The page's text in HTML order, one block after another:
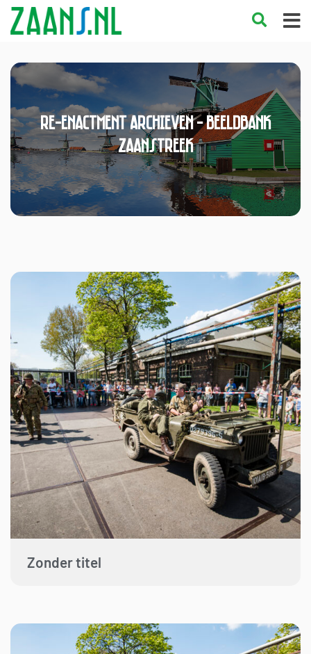
re-enactment Archieven - Beeldbank
Zaanstreek
Zonder titel